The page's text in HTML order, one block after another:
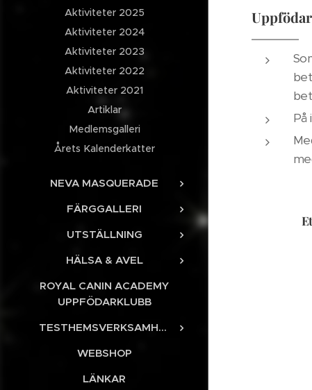
Aktiviteter 2025
Aktiviteter 2024
Aktiviteter 2023
Aktiviteter 2022
Aktiviteter 2021
Artiklar
Medlemsgalleri
Årets Kalenderkatter
NEVA MASQUERADE
FÄRGGALLERI
UTSTÄLLNING
HÄLSA & AVEL
ROYAL CANIN ACADEMY
UPPFÖDARKLUBB
TESTHEMSVERKSAMHET
WEBSHOP
LÄNKAR
På